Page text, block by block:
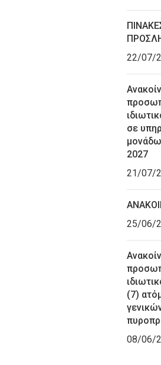
22/07/
σε
2027
21/07/
25/06/
(7)
08/06/